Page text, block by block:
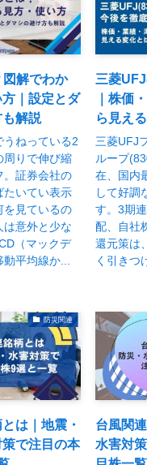
解でわか
｜設定とダ
解説
うねっている2
周りで伸び縮
。証券会社の
たいてい表示
を見ているの
は意外と少な
（マックデ
平均線か...
三菱
｜株価
ら見え
三菱UFJ
ループ
在、国内
して好調
す。3期
配、自社
還元策は
く引きつ
防災関連
は｜地震・
で注目の本
台風関
水害対